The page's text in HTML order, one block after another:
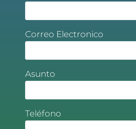
Correo Electronico
Asunto
Teléfono